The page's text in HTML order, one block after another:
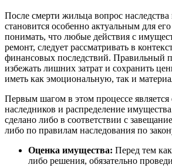
После смерти жильца вопрос
становится особенно актуальным для
понимать, что любые действия с
ремонт, следует рассматривать в
финансовых последствий. Правильный
избежать лишних затрат и сохранить
иметь как эмоциональную, так и
Первым шагом в этом процессе является
наследников и распределение
сделано либо в соответствии с
либо по правилам наследования по
Оценка имущества: Перед тем
либо решения, обязательно